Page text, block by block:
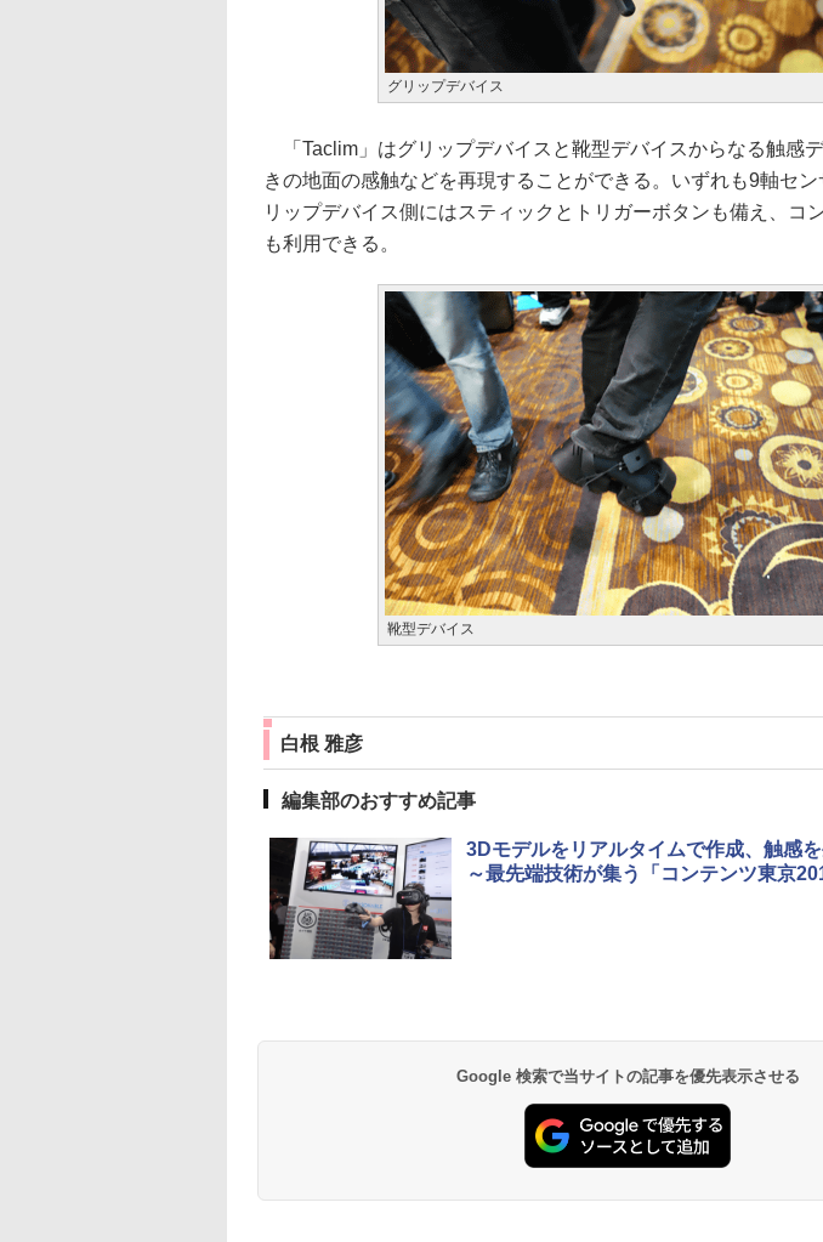
グリップデバイス
「Taclim」はグリップデバイスと靴型デバイスからなる触感
きの地面の感触などを再現することができる。いずれも9軸セ
リップデバイス側にはスティックとトリガーボタンも備え、コ
も利用できる。
靴型デバイス
白根 雅彦
編集部のおすすめ記事
3Dモデルをリアルタイムで作成、触感
～最先端技術が集う「コンテンツ東京
Google 検索で当サイトの記事を優先表示させる